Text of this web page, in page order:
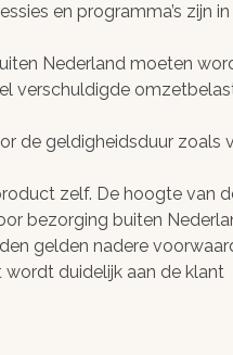
en programma’s zijn in
Nederland moeten
verschuldigde
de geldigheidsduur zoals
zelf. De hoogte van
bezorging buiten
gelden nadere
duidelijk aan de klant